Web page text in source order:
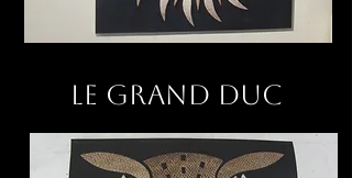
Le grand Duc